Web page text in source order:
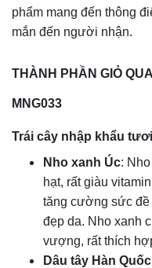
phẩm mang đến thông
mắn đến người nhận.
THÀNH PHẦN GIỎ
MNG033
Trái cây nhập khẩu
Nho xanh Úc:
hạt, rất giàu
tăng cường sức đề
đẹp da. Nho xanh
vượng, rất thích
Dâu tây Hàn Quốc